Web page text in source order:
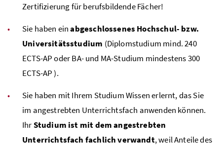
Zertifizierung für berufsbildende Fächer!
Sie haben einabgeschlossenes Hochschul- bzw.
Universitätsstudium (Diplomstudium mind. 240
ECTS-APoderBA- und MA-Studium mindestens 300
ECTS-AP).
Sie haben mit Ihrem Studium Wissen erlernt, das Sie
im angestrebten Unterrichtsfach anwenden können.
IhrStudium ist mit dem angestrebten
Unterrichtsfach fachlich verwandt, weil Anteile des